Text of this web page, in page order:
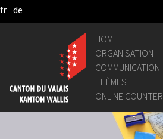
Skip to Main Content
fr de
HOME
ORGANISATION
COMMUNICATION
THÈMES
ONLINE COUNTER